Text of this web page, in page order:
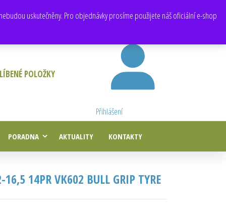
uskutečněny. Pro objednávky prosíme použijete náš oficiální e-shop
POLOŽKY
Přihlášení
PORADNA AKTUALITY KONTAKTY
16,5 14PR VK602 BULL GRIP TYRE